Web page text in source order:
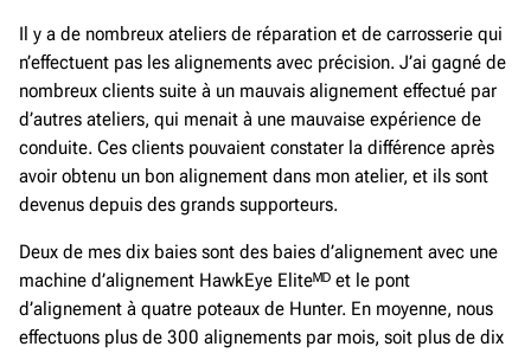
Il y a de nombreux ateliers de réparation et de carrosserie qui
n’effectuent pas les alignements avec précision. J’ai gagné de
nombreux clients suite à un mauvais alignement effectué par
d’autres ateliers, qui menait à une mauvaise expérience de
conduite. Ces clients pouvaient constater la différence après
avoir obtenu un bon alignement dans mon atelier, et ils sont
devenus depuis des grands supporteurs.
Deux de mes dix baies sont des baies d’alignement avec une
machine d’alignement HawkEye Eliteᴹᴰ et le pont
d’alignement à quatre poteaux de Hunter. En moyenne, nous
effectuons plus de 300 alignements par mois, soit plus de dix